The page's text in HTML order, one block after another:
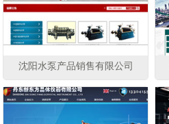
沈阳水泵产品销售有限公司